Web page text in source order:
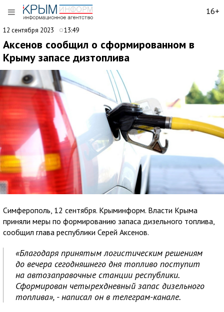
16+
12 сентября 2023 13:49
Аксенов сообщил о сформированном в
Крыму запасе дизтоплива
Симферополь, 12 сентября. Крыминформ. Власти Крыма
приняли меры по формированию запаса дизельного топлива,
сообщил глава республики Серей Аксенов.
«Благодаря принятым логистическим решениям
до вечера сегодняшнего дня топливо поступит
на автозаправочные станции республики.
Сформирован четырехдневный запас дизельного
топлива», - написал он в телеграм-канале.